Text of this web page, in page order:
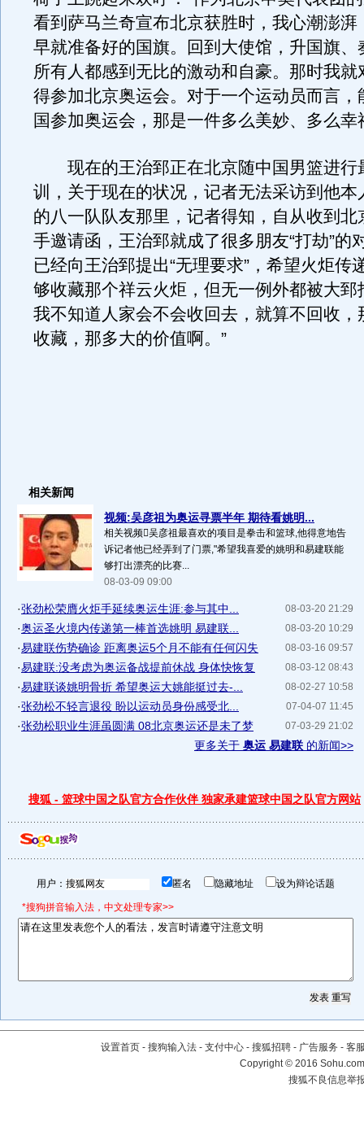
看到萨马兰奇宣布北京获胜时，我心潮澎湃
早就准备好的国旗。回到大使馆，升国旗、
所有人都感到无比的激动和自豪。那时我就
得参加北京奥运会。对于一个运动员而言，
国参加奥运会，那是一件多么美妙、多么幸
现在的王治郅正在北京随中国男篮进行
训，关于现在的状况，记者无法采访到他本
的八一队队友那里，记者得知，自从收到北
手邀请函，王治郅就成了很多朋友“打劫”的
已经向王治郅提出“无理要求”，希望火炬传
够收藏那个祥云火炬，但无一例外都被大郅
我不知道人家会不会收回去，就算不回收，
收藏，那多大的价值啊。”
相关新闻
视频:吴彦祖为奥运寻票半年 期待看姚明...
相关视频吴彦祖最喜欢的项目是拳击和篮球,他得意地告
诉记者他已经弄到了门票,"希望我喜爱的姚明和易建联能
够打出漂亮的比赛...
08-03-09 09:00
08-03-20 21:29
·张劲松荣膺火炬手延续奥运生涯:参与其中...
08-03-20 10:29
·奥运圣火境内传递第一棒首选姚明 易建联...
08-03-16 09:57
·易建联伤势确诊 距离奥运5个月不能有任何闪失
08-03-12 08:43
·易建联:没考虑为奥运备战提前休战 身体快恢复
08-02-27 10:58
·易建联谈姚明骨折 希望奥运大姚能挺过去-...
07-04-07 11:45
·张劲松不轻言退役 盼以运动员身份感受北...
07-03-29 21:02
·张劲松职业生涯虽圆满 08北京奥运还是未了梦
更多关于 奥运 易建联 的新闻>>
搜狐 - 篮球中国之队官方合作伙伴 独家承建篮球中国之队官方网站
用户： 匿名 隐藏地址 设为辩论话题
*搜狗拼音输入法，中文处理专家>>
设置首页 - 搜狗输入法 - 支付中心 - 搜狐招聘 - 广告服务 - 客
Copyright©2016
搜狐不良信息举